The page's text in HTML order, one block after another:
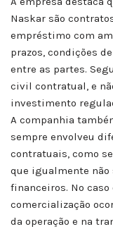
Naskar são
empréstimo com
prazos, condições
entre as partes.
civil contratual, e
investimento
A companhia
sempre envolveu
contratuais, como
que igualmente
financeiros. No caso
comercialização
da operação e na